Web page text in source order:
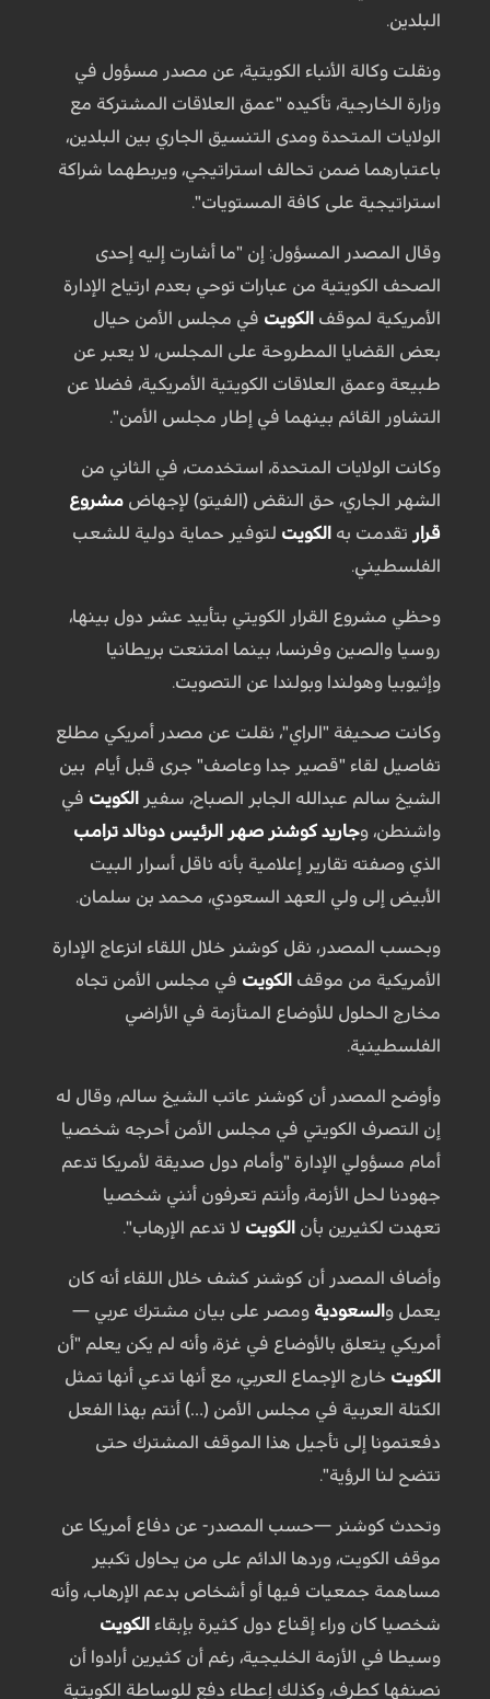
البلدين.
ونقلت وكالة الأنباء الكويتية، عن مصدر مسؤول في
وزارة الخارجية، تأكيده "عمق العلاقات المشتركة مع
الولايات المتحدة ومدى التنسيق الجاري بين البلدين،
باعتبارهما ضمن تحالف استراتيجي، ويربطهما شراكة
استراتيجية على كافة المستويات".
وقال المصدر المسؤول: إن "ما أشارت إليه إحدى
الصحف الكويتية من عبارات توحي بعدم ارتياح الإدارة
الأمريكية لموقف الكويت في مجلس الأمن حيال
بعض القضايا المطروحة على المجلس، لا يعبر عن
طبيعة وعمق العلاقات الكويتية الأمريكية، فضلا عن
التشاور القائم بينهما في إطار مجلس الأمن".
وكانت الولايات المتحدة، استخدمت، في الثاني من
الشهر الجاري، حق النقض (الفيتو) لإجهاض مشروع
قرار تقدمت به الكويت لتوفير حماية دولية للشعب
الفلسطيني.
وحظي مشروع القرار الكويتي بتأييد عشر دول بينها،
روسيا والصين وفرنسا، بينما امتنعت بريطانيا
وإثيوبيا وهولندا وبولندا عن التصويت.
وكانت صحيفة "الراي"، نقلت عن مصدر أمريكي مطلع
تفاصيل لقاء "قصير جدا وعاصف" جرى قبل أيام بين
الشيخ سالم عبدالله الجابر الصباح، سفير
الكويت في
واشنطن، وجاريد كوشنر صهر الرئيس دونالد ترامب
الذي وصفته تقارير إعلامية بأنه ناقل أسرار البيت
الأبيض إلى ولي العهد السعودي، محمد بن سلمان.
وبحسب المصدر، نقل كوشنر خلال اللقاء انزعاج الإدارة
الأمريكية من موقف الكويت في مجلس الأمن تجاه
مخارج الحلول للأوضاع المتأزمة في الأراضي
الفلسطينية.
وأوضح المصدر أن كوشنر عاتب الشيخ سالم، وقال له
إن التصرف الكويتي في مجلس الأمن أحرجه شخصيا
أمام مسؤولي الإدارة "وأمام دول صديقة لأمريكا تدعم
جهودنا لحل الأزمة، وأنتم تعرفون أنني شخصيا
تعهدت لكثيرين بأن الكويت لا تدعم الإرهاب".
وأضاف المصدر أن كوشنر كشف خلال اللقاء أنه كان
يعمل و السعودية ومصر على بيان مشترك عربي —
أمريكي يتعلق بالأوضاع في غزة، وأنه لم يكن يعلم "أن
الكويت خارج الإجماع العربي، مع أنها تدعي أنها تمثل
الكتلة العربية في مجلس الأمن (…) أنتم بهذا الفعل
دفعتمونا إلى تأجيل هذا الموقف المشترك حتى
تتضح لنا الرؤية".
وتحدث كوشنر —حسب المصدر- عن دفاع أمريكا عن
موقف الكويت، وردها الدائم على من يحاول تكبير
مساهمة جمعيات فيها أو أشخاص بدعم الإرهاب، وأنه
شخصيا كان وراء إقناع دول كثيرة بإبقاء الكويت
وسيطا في الأزمة الخليجية، رغم أن كثيرين أرادوا أن
نصنفها كطرف، وكذلك إعطاء دفع للوساطة الكويتية